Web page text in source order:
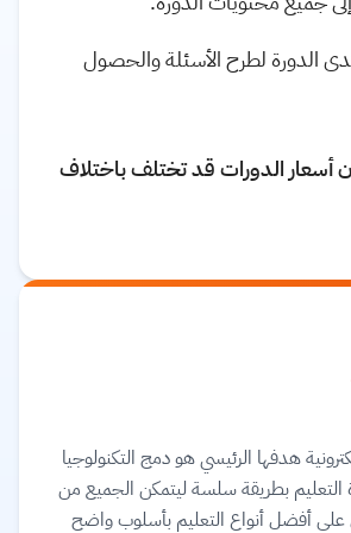
الدورة لطرح الأسئلة والحصول
أن أسعار الدورات قد تختلف باختلاف
هدفها الرئيسي هو دمج التكنولوجيا
بطريقة سلسة ليتمكن الجميع من
أفضل أنواع التعليم بأسلوب واضح